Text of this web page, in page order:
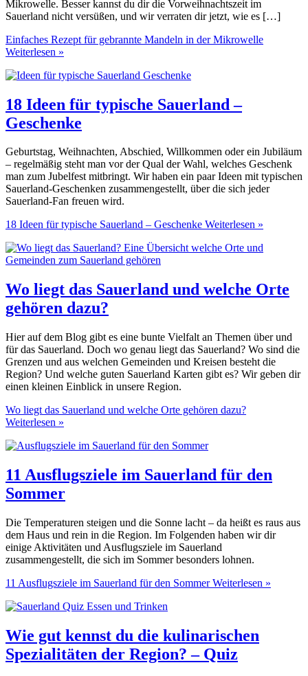
Mikrowelle. Besser kannst du dir die Vorweihnachtszeit im
Sauerland nicht versüßen, und wir verraten dir jetzt, wie es […]
Einfaches Rezept für gebrannte Mandeln in der Mikrowelle
Weiterlesen »
18 Ideen für typische Sauerland –
Geschenke
Geburtstag, Weihnachten, Abschied, Willkommen oder ein Jubiläum
– regelmäßig steht man vor der Qual der Wahl, welches Geschenk
man zum Jubelfest mitbringt. Wir haben ein paar Ideen mit typischen
Sauerland-Geschenken zusammengestellt, über die sich jeder
Sauerland-Fan freuen wird.
18 Ideen für typische Sauerland – Geschenke Weiterlesen »
Wo liegt das Sauerland und welche Orte
gehören dazu?
Hier auf dem Blog gibt es eine bunte Vielfalt an Themen über und
für das Sauerland. Doch wo genau liegt das Sauerland? Wo sind die
Grenzen und aus welchen Gemeinden und Kreisen besteht die
Region? Und welche guten Sauerland Karten gibt es? Wir geben dir
einen kleinen Einblick in unsere Region.
Wo liegt das Sauerland und welche Orte gehören dazu?
Weiterlesen »
11 Ausflugsziele im Sauerland für den
Sommer
Die Temperaturen steigen und die Sonne lacht – da heißt es raus aus
dem Haus und rein in die Region. Im Folgenden haben wir dir
einige Aktivitäten und Ausflugsziele im Sauerland
zusammengestellt, die sich im Sommer besonders lohnen.
11 Ausflugsziele im Sauerland für den SommerWeiterlesen »
Wie gut kennst du die kulinarischen
Spezialitäten der Region? – Quiz